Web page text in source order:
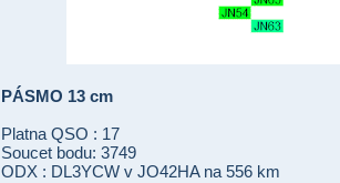
PÁSMO 13 cm
Platna QSO : 17
Soucet bodu: 3749
ODX : DL3YCW v JO42HA na 556 km